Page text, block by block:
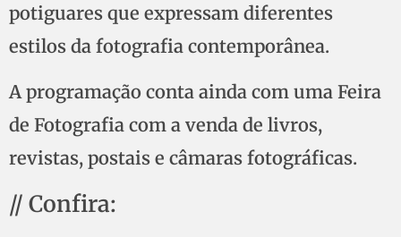
potiguares que expressam diferentes
estilos da fotografia contemporânea.
A programação conta ainda com uma Feira
de Fotografia com a venda de livros,
revistas, postais e câmaras fotográficas.
// Confira: